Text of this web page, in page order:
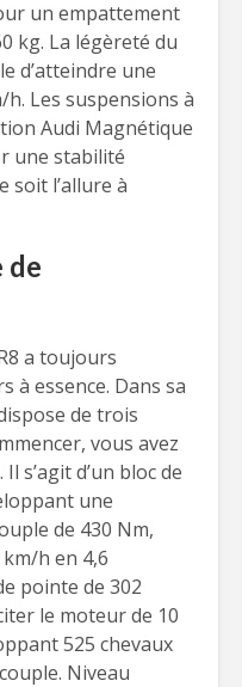
un empattement
kg. La légèreté du
d’atteindre une
Les suspensions à
Audi Magnétique
une stabilité
soit l’allure à
de
a toujours
à essence. Dans sa
de trois
vous avez
s’agit d’un bloc de
une
de 430 Nm,
h en 4,6
pointe de 302
le moteur de 10
525 chevaux
Niveau